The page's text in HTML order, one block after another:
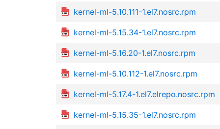
kernel-ml-5.10.111-1.el7.nosrc.rpm
kernel-ml-5.15.34-1.el7.nosrc.rpm
kernel-ml-5.16.20-1.el7.nosrc.rpm
kernel-ml-5.10.112-1.el7.nosrc.rpm
kernel-ml-5.17.4-1.el7.elrepo.nosrc.rpm
kernel-ml-5.15.35-1.el7.nosrc.rpm